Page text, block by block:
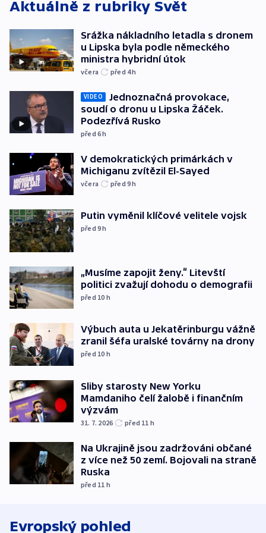
Aktuálně z rubriky Svět
Srážka nákladního letadla s dronem
u Lipska byla podle německého
ministra hybridní útok
včera před 4h
VIDEO
Jednoznačná provokace,
soudí o dronu u Lipska Žáček.
Podezřívá Rusko
před 6h
V demokratických primárkách v
Michiganu zvítězil El-Sayed
včera před 9h
Putin vyměnil klíčové velitele vojsk
před 9h
„Musíme zapojit ženy.“ Litevští
politici zvažují dohodu o demografii
před 10 h
Výbuch auta u Jekatěrinburgu vážně
zranil šéfa uralské továrny na drony
před 10 h
Sliby starosty New Yorku
Mamdaniho čelí žalobě i finančním
výzvám
31. 7. 2026 před 11 h
Na Ukrajině jsou zadržováni občané
z více než 50 zemí. Bojovali na straně
Ruska
před 11 h
Evropský pohled